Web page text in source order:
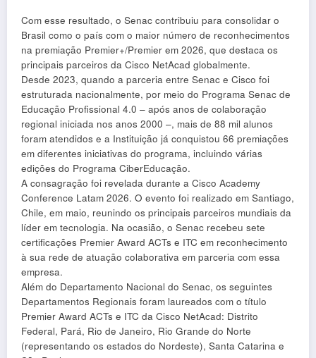
Com esse resultado, o Senac contribuiu para consolidar o
Brasil como o país com o maior número de reconhecimentos
na premiação Premier+/Premier em 2026, que destaca os
principais parceiros da Cisco NetAcad globalmente.
Desde 2023, quando a parceria entre Senac e Cisco foi
estruturada nacionalmente, por meio do Programa Senac de
Educação Profissional 4.0 – após anos de colaboração
regional iniciada nos anos 2000 –, mais de 88 mil alunos
foram atendidos e a Instituição já conquistou 66 premiações
em diferentes iniciativas do programa, incluindo várias
edições do Programa CiberEducação.
A consagração foi revelada durante a Cisco Academy
Conference Latam 2026. O evento foi realizado em Santiago,
Chile, em maio, reunindo os principais parceiros mundiais da
líder em tecnologia. Na ocasião, o Senac recebeu sete
certificações Premier Award ACTs e ITC em reconhecimento
à sua rede de atuação colaborativa em parceria com essa
empresa.
Além do Departamento Nacional do Senac, os seguintes
Departamentos Regionais foram laureados com o título
Premier Award ACTs e ITC da Cisco NetAcad: Distrito
Federal, Pará, Rio de Janeiro, Rio Grande do Norte
(representando os estados do Nordeste), Santa Catarina e